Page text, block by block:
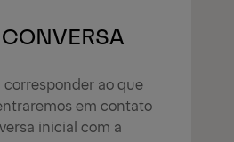
corresponder ao que
em contato
inicial com a